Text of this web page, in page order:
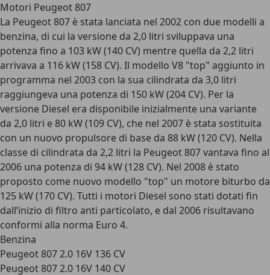
Motori Peugeot 807
La Peugeot 807 è stata lanciata nel 2002 con due modelli a
benzina, di cui la versione da 2,0 litri sviluppava una
potenza fino a 103 kW (140 CV) mentre quella da 2,2 litri
arrivava a 116 kW (158 CV). Il modello V8 "top" aggiunto in
programma nel 2003 con la sua cilindrata da 3,0 litri
raggiungeva una potenza di 150 kW (204 CV). Per la
versione Diesel era disponibile inizialmente una variante
da 2,0 litri e 80 kW (109 CV), che nel 2007 è stata sostituita
con un nuovo propulsore di base da 88 kW (120 CV). Nella
classe di cilindrata da 2,2 litri la Peugeot 807 vantava fino al
2006 una potenza di 94 kW (128 CV). Nel 2008 è stato
proposto come nuovo modello "top" un motore biturbo da
125 kW (170 CV). Tutti i motori Diesel sono stati dotati fin
dall’inizio di filtro anti particolato, e dal 2006 risultavano
conformi alla norma Euro 4.
Benzina
Peugeot 807 2.0 16V 136 CV
Peugeot 807 2.0 16V 140 CV